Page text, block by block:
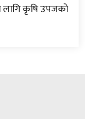
कृषि उपजको